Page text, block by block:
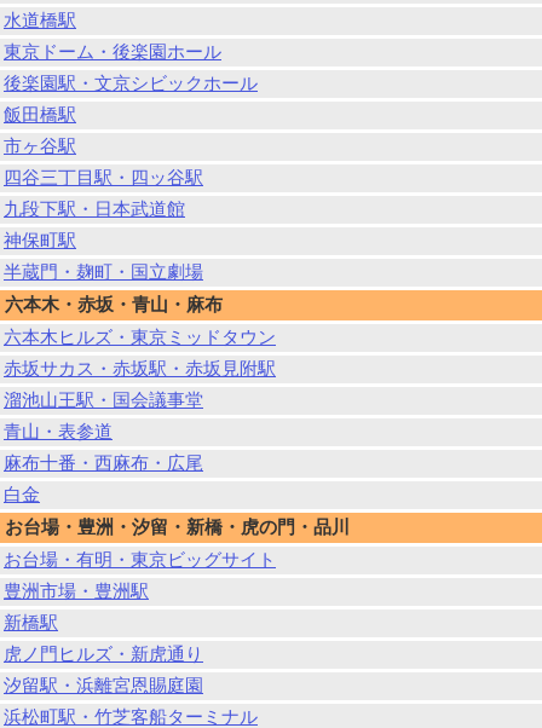
水道橋駅
東京ドーム・後楽園ホール
後楽園駅・文京シビックホール
飯田橋駅
市ヶ谷駅
四谷三丁目駅・四ッ谷駅
九段下駅・日本武道館
神保町駅
半蔵門・麹町・国立劇場
六本木・赤坂・青山・麻布
六本木ヒルズ・東京ミッドタウン
赤坂サカス・赤坂駅・赤坂見附駅
溜池山王駅・国会議事堂
青山・表参道
麻布十番・西麻布・広尾
白金
お台場・豊洲・汐留・新橋・虎の門・品川
お台場・有明・東京ビッグサイト
豊洲市場・豊洲駅
新橋駅
虎ノ門ヒルズ・新虎通り
汐留駅・浜離宮恩賜庭園
浜松町駅・竹芝客船ターミナル